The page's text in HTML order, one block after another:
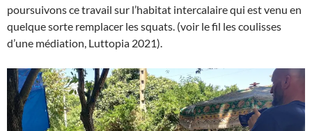
poursuivons ce travail sur l’habitat intercalaire qui est venu en
quelque sorte remplacer les squats. (voir le fil les coulisses
d’une médiation, Luttopia 2021).